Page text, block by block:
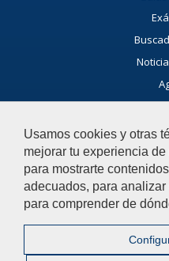
Usamos cookies y otras
mejorar tu experiencia
para mostrarte
adecuados, para
para comprender de
Agenda
No dudes en colaborar con